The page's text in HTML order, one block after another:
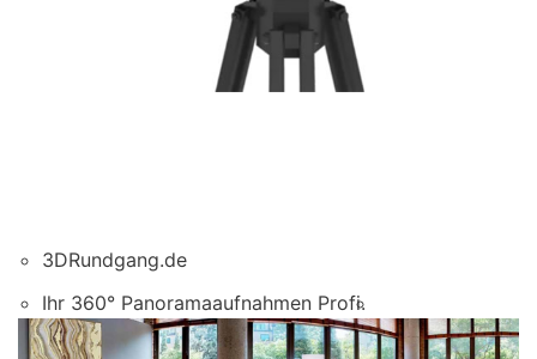
3DRundgang.de
Ihr 360° Panoramaaufnahmen Profi.